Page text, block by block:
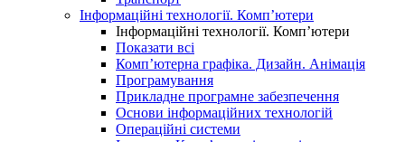
Інформаційні технології. Комп’ютери
Інформаційні технології. Комп’ютери
Показати всі
Комп’ютерна графіка. Дизайн. Анімація
Програмування
Прикладне програмне забезпечення
Основи інформаційних технологій
Операційні системи